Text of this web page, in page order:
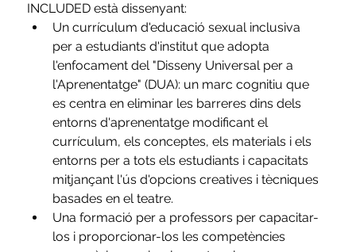
INCLUDED està dissenyant:
Un currículum d'educació sexual inclusiva
per a estudiants d'institut que adopta
l'enfocament del "Disseny Universal per a
l'Aprenentatge" (DUA): un marc cognitiu que
es centra en eliminar les barreres dins dels
entorns d'aprenentatge modificant el
currículum, els conceptes, els materials i els
entorns per a tots els estudiants i capacitats
mitjançant l'ús d'opcions creatives i tècniques
basades en el teatre.
Una formació per a professors per capacitar-
los i proporcionar-los les competències